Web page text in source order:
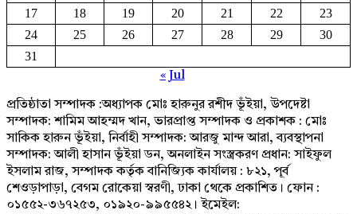
17
18 19 20 21 22
23
24
25 26 27 28 29
30
31
« Jul
প্রতিষ্ঠাতা সম্পাদক :অধ্যাপক মোঃ হারুনুর রশীদ ভূঁইয়া, উপদেষ্টা
সম্পাদক: শামিম আহম্মদ খান, ভারপ্রাপ্ত সম্পাদক ও প্রকাশক : মোঃ
সাকিক হারুন ভূঁইয়া, নির্বাহী সম্পাদক: আরজু মান্দ আরা, ব্যবস্থাপনা
সম্পাদক: আলী হাসান ভূঁইয়া ডন, অনলাইন সংস্ত্রকরণ প্রধান: সাইফুল
ইসলাম রাজ, সম্পাদক কর্তৃক বানিজ্যিক কার্যালয় : ৮২১, পূর্ব
শেওড়াপাড়া, বেগম রোকেয়া স্বরণী, ঢাকা থেকে প্রকাশিত। ফোন :
০১৫৫২-৩৬৭২৫৩, ০১৯২০-৯৯৫৫৪২। ইমেইল: